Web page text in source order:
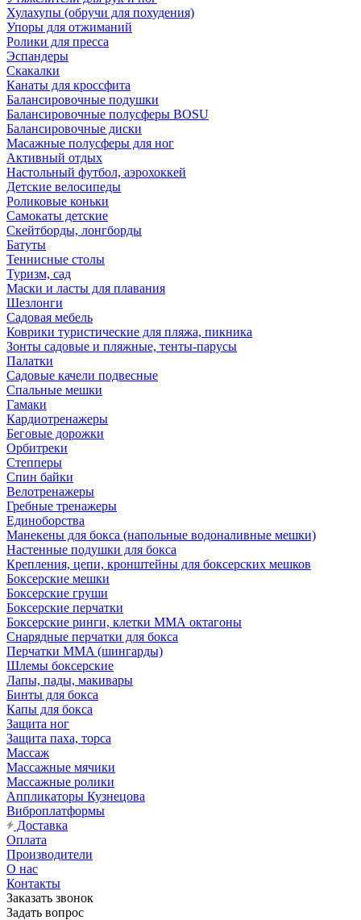
Хулахупы (обручи для похудения)
Упоры для отжиманий
Ролики для пресса
Эспандеры
Скакалки
Канаты для кроссфита
Балансировочные подушки
Балансировочные полусферы BOSU
Балансировочные диски
Масажные полусферы для ног
Активный отдых
Настольный футбол, аэрохоккей
Детские велосипеды
Роликовые коньки
Самокаты детские
Скейтборды, лонгборды
Батуты
Теннисные столы
Туризм, сад
Маски и ласты для плавания
Шезлонги
Садовая мебель
Коврики туристические для пляжа, пикника
Зонты садовые и пляжные, тенты-парусы
Палатки
Садовые качели подвесные
Спальные мешки
Гамаки
Кардиотренажеры
Беговые дорожки
Орбитреки
Степперы
Спин байки
Велотренажеры
Гребные тренажеры
Единоборства
Манекены для бокса (напольные водоналивные мешки)
Настенные подушки для бокса
Крепления, цепи, кронштейны для боксерских мешков
Боксерские мешки
Боксерские груши
Боксерские перчатки
Боксерские ринги, клетки ММА октагоны
Снарядные перчатки для бокса
Перчатки MMA (шингарды)
Шлемы боксерские
Лапы, пады, макивары
Бинты для бокса
Капы для бокса
Защита ног
Защита паха, торса
Массаж
Массажные мячики
Массажные ролики
Аппликаторы Кузнецова
Виброплатформы
Доставка
Оплата
Производители
О нас
Контакты
Заказать звонок
Задать вопрос